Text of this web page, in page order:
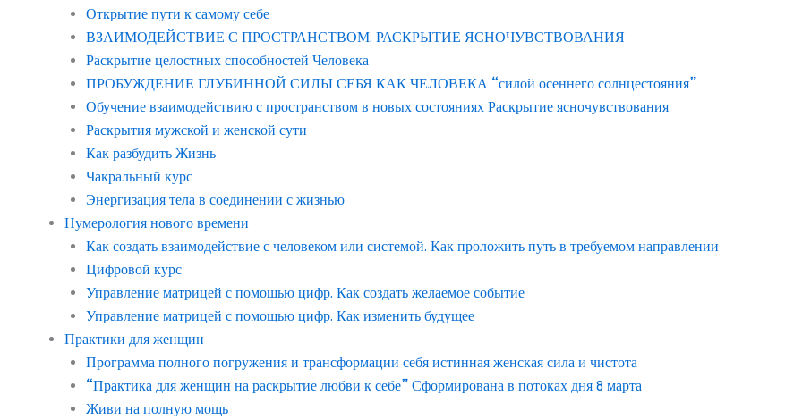
Открытие пути к самому себе
ВЗАИМОДЕЙСТВИЕ С ПРОСТРАНСТВОМ. РАСКРЫТИЕ ЯСНОЧУВСТВОВАНИЯ
Раскрытие целостных способностей Человека
ПРОБУЖДЕНИЕ ГЛУБИННОЙ СИЛЫ СЕБЯ КАК ЧЕЛОВЕКА “силой осеннего солнцестояния”
Обучение взаимодействию с пространством в новых состояниях Раскрытие ясночувствования
Раскрытия мужской и женской сути
Как разбудить Жизнь
Чакральный курс
Энергизация тела в соединении с жизнью
Нумерология нового времени
Как создать взаимодействие с человеком или системой. Как проложить путь в требуемом направлении
Цифровой курс
Управление матрицей с помощью цифр. Как создать желаемое событие
Управление матрицей с помощью цифр. Как изменить будущее
Практики для женщин
Программа полного погружения и трансформации себя истинная женская сила и чистота
“Практика для женщин на раскрытие любви к себе” Сформирована в потоках дня 8 марта
Живи на полную мощь